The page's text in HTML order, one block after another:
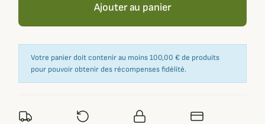
Ajouter au panier
Votre panier doit contenir au moins 100,00 € de produits
pour pouvoir obtenir des récompenses fidélité.